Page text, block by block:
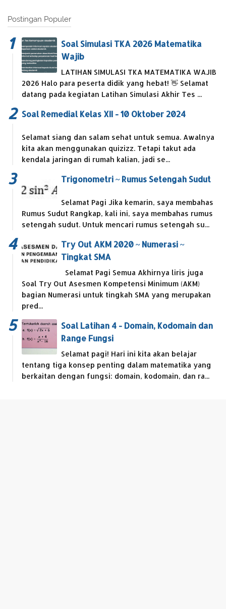
Postingan Populer
Soal Simulasi TKA 2026 Matematika
Wajib
LATIHAN SIMULASI TKA MATEMATIKA WAJIB
2026 Halo para peserta didik yang hebat! 👋 Selamat
datang pada kegiatan Latihan Simulasi Akhir Tes ...
Soal Remedial Kelas XII - 10 Oktober 2024
Selamat siang dan salam sehat untuk semua. Awalnya
kita akan menggunakan quizizz. Tetapi takut ada
kendala jaringan di rumah kalian, jadi se...
Trigonometri ~ Rumus Setengah Sudut
Selamat Pagi Jika kemarin, saya membahas
Rumus Sudut Rangkap, kali ini, saya membahas rumus
setengah sudut. Untuk mencari rumus setengah su...
Try Out AKM 2020 ~ Numerasi ~
Tingkat SMA
Selamat Pagi Semua Akhirnya liris juga
Soal Try Out Asesmen Kompetensi Minimum (AKM)
bagian Numerasi untuk tingkah SMA yang merupakan
pred...
Soal Latihan 4 - Domain, Kodomain dan
Range Fungsi
Selamat pagi! Hari ini kita akan belajar
tentang tiga konsep penting dalam matematika yang
berkaitan dengan fungsi: domain, kodomain, dan ra...